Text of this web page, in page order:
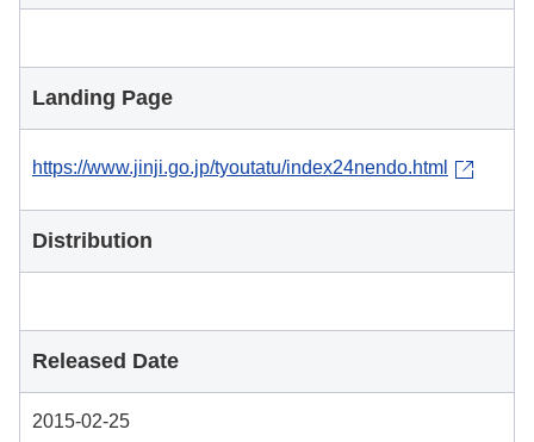
Landing Page
https://www.jinji.go.jp/tyoutatu/index24nendo.html
Distribution
Released Date
2015-02-25